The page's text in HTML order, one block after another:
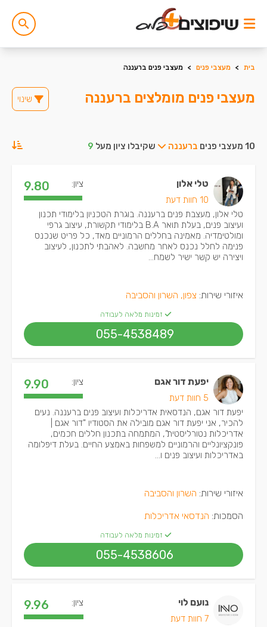
בית > מעצבי פנים > מעצבי פנים ברעננה
מעצבי פנים מומלצים ברעננה שינוי
10 מעצבי פנים ברעננה שקיבלו ציון מעל 9
טלי אלון
10 חוות דעת
ציון: 9.80
טלי אלון, מעצבת פנים ברעננה. בוגרת הטכניון בלימודי תכנון
ועיצוב פנים, בעלת תואר B.A בלימודי תקשורת, עיצוב גרפי
ומולטימדיה. מאמינה בחללים הרמוניים מאד, כל פריט שנכנס
פנימה לחלל נכנס לאחר מחשבה. לאהבתי לתכנון, לעיצוב
ויצירה יש קשר ישיר לשמח...
איזורי שירות: צפון, השרון והסביבה
זמינות מלאה לעבודה
055-4538489
יפעת דור אגם
5 חוות דעת
ציון: 9.90
יפעת דור אגם, הנדסאית אדריכלות ועיצוב פנים ברעננה. נעים
להכיר, אני יפעת דור אגם מובילה את הסטודיו "דור אגם |
אדריכלות נטורליסטית”, המתמחה בתכנון חללים חכמים,
פונקציונליים והרמוניים למשפחות באמצע החיים. בעלת דיפלומה
באדריכלות ועיצוב פנים ו...
איזורי שירות: השרון והסביבה
הסמכות: הנדסאי אדריכלות
זמינות מלאה לעבודה
055-4538606
נועם לוי
7 חוות דעת
ציון: 9.96